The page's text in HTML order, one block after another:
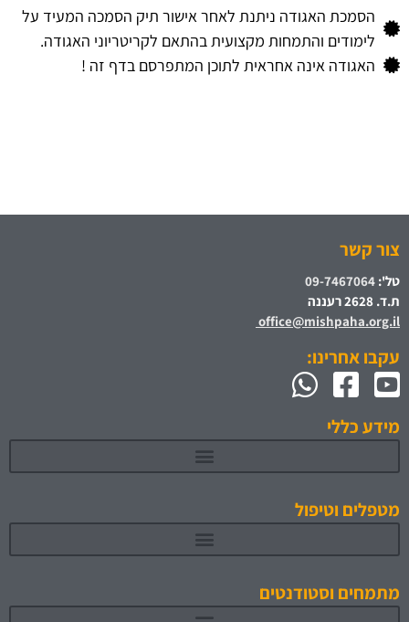
הסמכת האגודה ניתנת לאחר אישור תיק הסמכה המעיד על
לימודים והתמחות מקצועית בהתאם לקריטריוני האגודה.
האגודה אינה אחראית לתוכן המתפרסם בדף זה !
צור קשר
טל': 09-7467064
ת.ד. 2628 רעננה
office@mishpaha.org.il
עקבו אחרינו:
מידע כללי
מטפלים וטיפול
מתמחים וסטודנטים